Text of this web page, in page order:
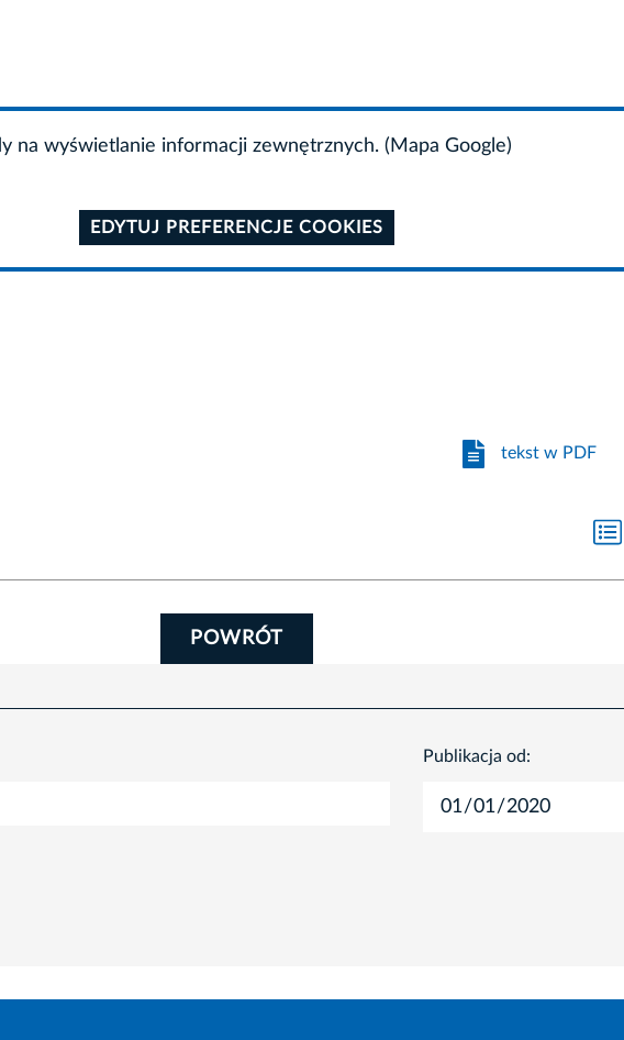
na wyświetlanie informacji zewnętrznych. (Mapa Google)
EDYTUJ PREFERENCJE COOKIES
tekst w PDF
POWRÓT
Publikacja od: